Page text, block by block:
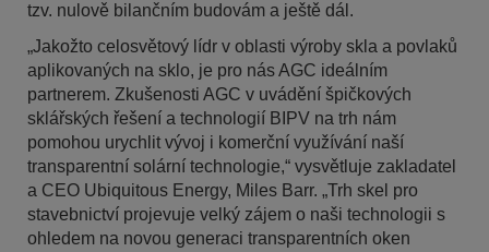
tzv. nulově bilančním budovám a ještě dál.
„Jakožto celosvětový lídr v oblasti výroby skla a povlaků
aplikovaných na sklo, je pro nás AGC ideálním
partnerem. Zkušenosti AGC v uvádění špičkových
sklářských řešení a technologií BIPV na trh nám
pomohou urychlit vývoj i komerční využívání naší
transparentní solární technologie,“ vysvětluje zakladatel
a CEO Ubiquitous Energy, Miles Barr. „Trh skel pro
stavebnictví projevuje velký zájem o naši technologii s
ohledem na novou generaci transparentních oken